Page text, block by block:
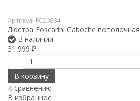
Артикул: FC20884
Люстра Foscarini Caboche потолочная
В наличии
31 999 ₽
-
В корзину
К сравнению
В избранное